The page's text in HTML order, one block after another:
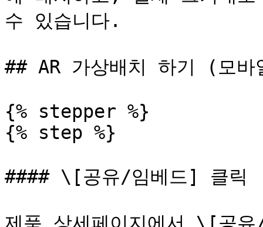
수 있습니다.
## AR 가상배치 하기 (모바
{% stepper %}
{% step %}
#### \[공유/임베드] 클릭